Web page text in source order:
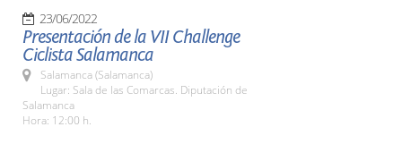
23/06/2022
Presentación de la VII Challenge
Ciclista Salamanca
Salamanca (Salamanca)
Lugar: Sala de las Comarcas. Diputación de
Salamanca
Hora: 12:00 h.